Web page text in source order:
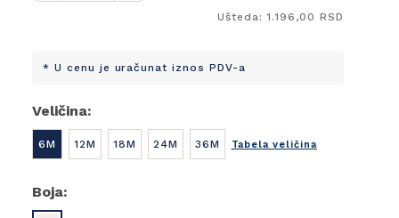
Ušteda: 1.196,00 RSD
* U cenu je uračunat iznos PDV-a
Veličina:
6M 12M 18M 24M 36M Tabela veličina
Boja: